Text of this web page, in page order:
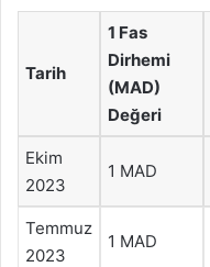
Tarih
1 Fas
Dirhemi
(MAD)
Değeri
Ekim
2023
1 MAD
Temmuz
2023
1 MAD